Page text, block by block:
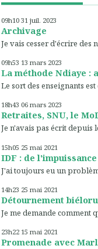
09h10 31 juil. 2023
Archivage
Je vais cesser d'écrire des
09h53 13 mars 2023
La méthode Ndiaye :
Le sort des enseignants
18h43 06 mars 2023
Retraites, SNU, le
Je n'avais pas écrit depuis
15h05 25 mai 2021
IDF : de
J'ai toujours eu un
14h23 25 mai 2021
Détournement
Je me demande comment
23h22 15 mai 2021
Promenade avec